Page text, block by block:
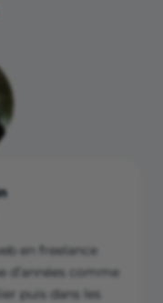
peut
en freelance
d’années comme
puis dans les